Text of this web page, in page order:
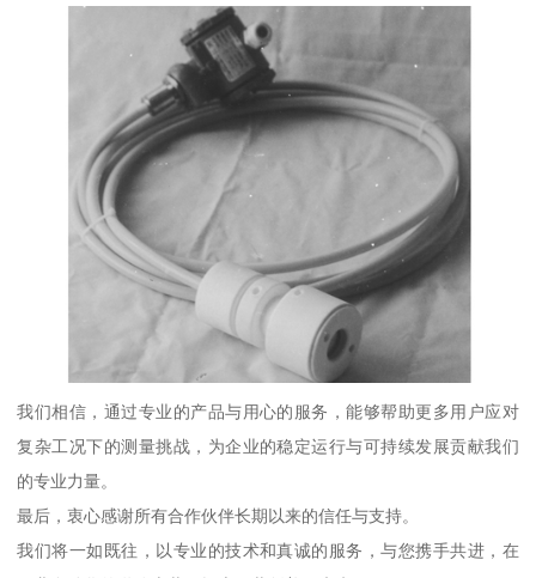
我们相信，通过专业的产品与用心的服务，能够帮助更多用户应对
复杂工况下的测量挑战，为企业的稳定运行与可持续发展贡献我们
的专业力量。
最后，衷心感谢所有合作伙伴长期以来的信任与支持。
我们将一如既往，以专业的技术和真诚的服务，与您携手共进，在